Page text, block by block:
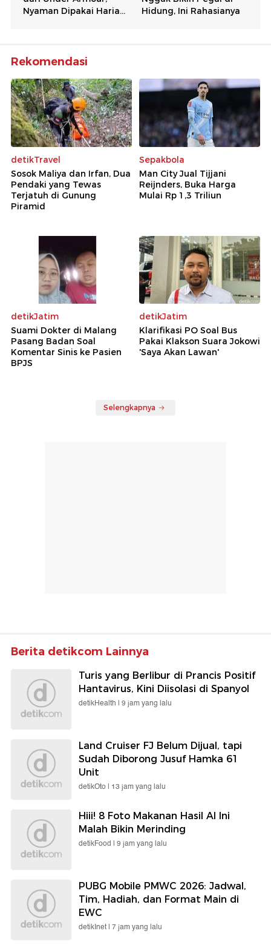
Rekomendasi
detikTravel
Sosok Maliya dan Irfan, Dua
Pendaki yang Tewas
Terjatuh di Gunung
Piramid
Sepakbola
Man City Jual Tijjani
Reijnders, Buka Harga
Mulai Rp 1,3 Triliun
detikJatim
Suami Dokter di Malang
Pasang Badan Soal
Komentar Sinis ke Pasien
BPJS
detikJatim
Klarifikasi PO Soal Bus
Pakai Klakson Suara Jokowi
'Saya Akan Lawan'
Selengkapnya
Berita detikcom Lainnya
Turis yang Berlibur di Prancis Positif
Hantavirus, Kini Diisolasi di Spanyol
detikHealth | 9 jam yang lalu
Land Cruiser FJ Belum Dijual, tapi
Sudah Diborong Jusuf Hamka 61
Unit
detikOto | 13 jam yang lalu
Hiii! 8 Foto Makanan Hasil AI Ini
Malah Bikin Merinding
detikFood | 9 jam yang lalu
PUBG Mobile PMWC 2026: Jadwal,
Tim, Hadiah, dan Format Main di
EWC
detikInet | 7 jam yang lalu